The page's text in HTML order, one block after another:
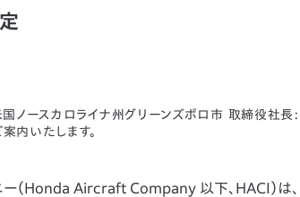
ノースカロライナ州グリーンズボロ市 取締役社⻑
内いたします。
（Honda Aircraft Company 以下、HACI）は